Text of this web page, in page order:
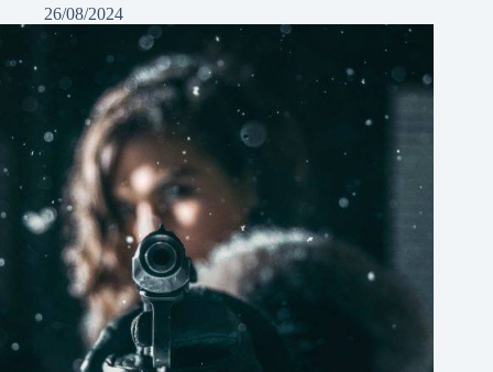
26/08/2024